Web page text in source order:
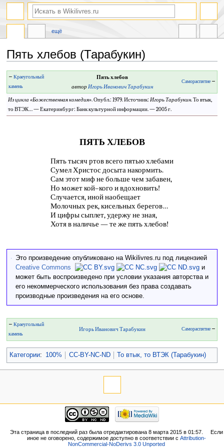
Пять хлебов (Тарабукин)
Перейти
навигации
Перейти
поиску
← Краеугольный
камень
Пять хлебов
авторИгорь Иванович Тарабукин
Самораспятие→
Из цикла «Божественная комедия». Опубл.: 1979. Источник: Игорь Тарабукин. То втык,
то ВТЭК… — Екатеринбург: Банк культурной информации. — 2005 г.
ПЯТЬ ХЛЕБОВ
Пять тысяч ртов всего пятью хлебами
Сумел Христос досыта накормить.
Сам этот миф не больше чем забавен,
Но может кой–кого и вдохновить!
Случается, иной наобещает
Молочных рек, кисельных берегов…
И цифры сыплет, удержу не зная,
Хотя в наличье — те же пять хлебов!
Это произведение опубликовано на Wikilivres.ru под лицензией
Creative Commons
и
может быть воспроизведено при условии указания авторства и
его некоммерческого использования без права создавать
производные произведения на его основе.
← Краеугольный
камень
Игорь Иванович Тарабукин Самораспятие→
Категории: 100% CC-BY-NC-ND То втык, то ВТЭК (Тарабукин)
ещё
Эта страница в последний раз была отредактирована 8 марта 2015 в 01:57.
Если
иное не оговорено, содержимое доступно в соответствии сAttribution-
NonCommercial-NoDerivs 3.0 Unported